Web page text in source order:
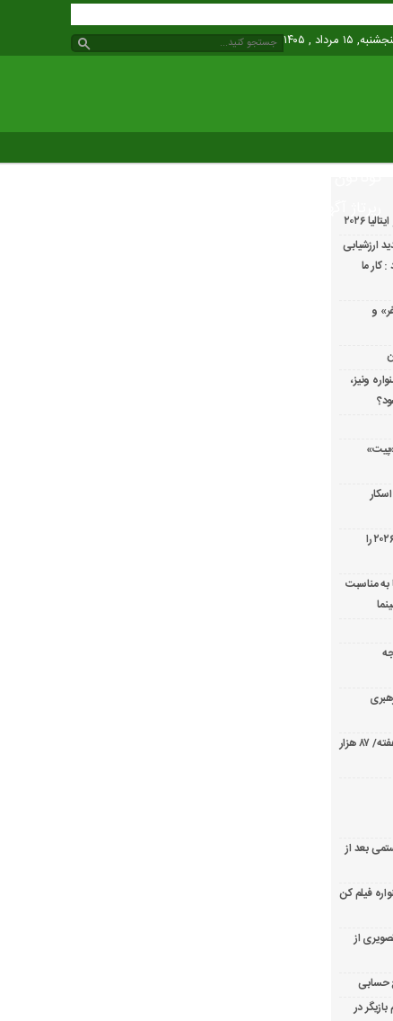
۱۵ مرداد , ۱۴۰۵
۲۰۲۶
ارزشیابی
کار ما
و
ونیز،
«پیت»
جورج کلونی شیر طلایی جشنواره فیلم ونیز ۲۰۲۶ را
به مناسبت
صدرنشینی قاطع «تهران کنارت» در گیشه هفته/ ۸۷ هزار
بعد از
فیلم کن
از
در